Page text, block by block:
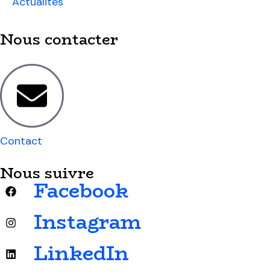
Nous contacter
Contact
Nous suivre
Facebook
Instagram
LinkedIn